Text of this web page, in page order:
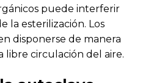
puede interferir
la esterilización. Los
disponerse de manera
libre circulación del aire.